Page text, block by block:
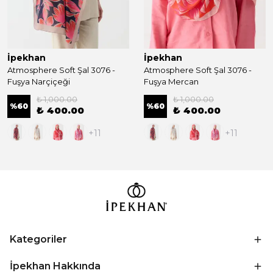
İpekhan
Atmosphere Soft Şal 3076 -
Fuşya Narçiçeği
%60
₺ 1,000.00
₺ 400.00
+11
İpekhan
Atmosphere Soft Şal 3076 -
Fuşya Mercan
%60
₺ 1,000.00
₺ 400.00
+11
Kategoriler
İpekhan Hakkında